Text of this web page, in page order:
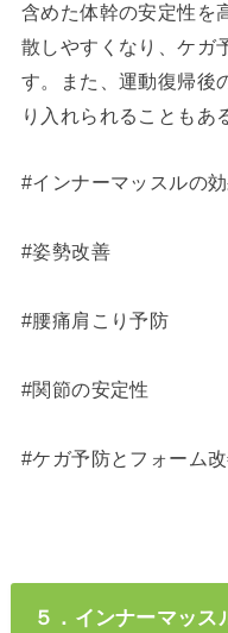
含めた体幹の安定性を
散しやすくなり、ケガ
す。また、運動復帰後
り入れられることもあ
#インナーマッスルの
#姿勢改善
#腰痛肩こり予防
#関節の安定性
#ケガ予防とフォーム
５．インナーマッ